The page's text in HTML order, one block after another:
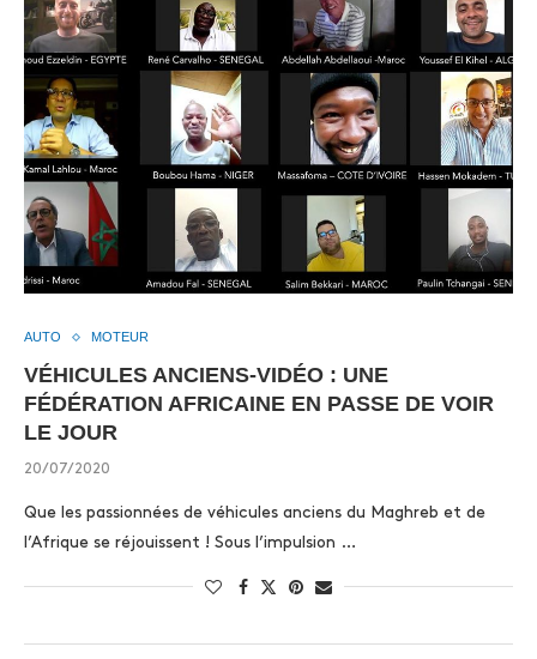
AUTO MOTEUR
VÉHICULES ANCIENS-VIDÉO : UNE
FÉDÉRATION AFRICAINE EN PASSE DE VOIR
LE JOUR
20/07/2020
Que les passionnées de véhicules anciens du Maghreb et de
l’Afrique se réjouissent ! Sous l’impulsion …